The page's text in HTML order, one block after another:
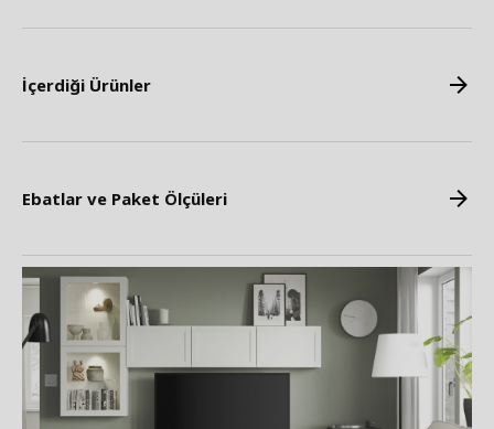
İçerdiği Ürünler
Ebatlar ve Paket Ölçüleri